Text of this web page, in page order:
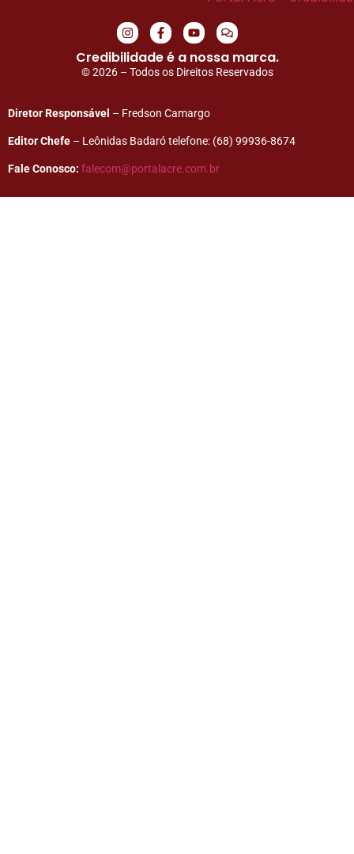
Credibilidade é a nossa marca.
© 2026 – Todos os Direitos Reservados
Diretor Responsável – Fredson Camargo
Editor Chefe – Leônidas Badaró telefone: (68) 99936-8674
Fale Conosco: falecom@portalacre.com.br